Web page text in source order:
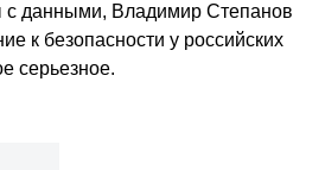
с данными, Владимир Степанов
к безопасности у российских
серьезное.